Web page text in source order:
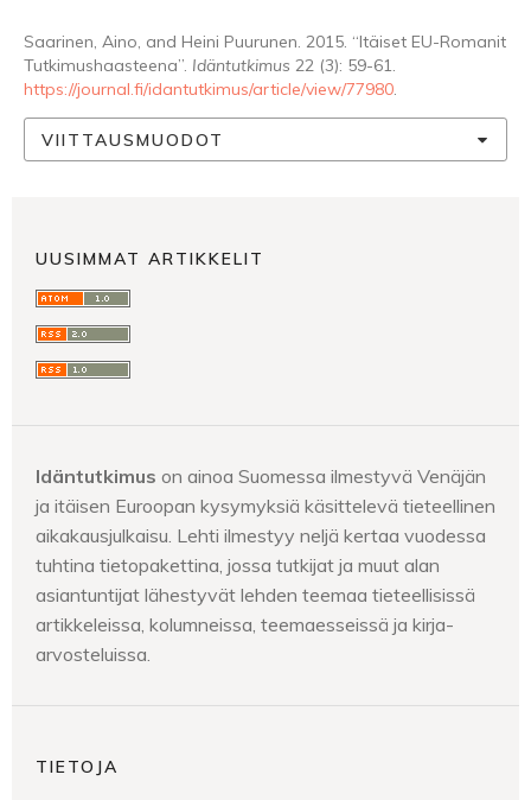
Saarinen, Aino, and Heini Puurunen. 2015. “Itäiset EU-Romanit
Tutkimushaasteena”. Idäntutkimus 22 (3): 59-61.
https://journal.fi/idantutkimus/article/view/77980.
VIITTAUSMUODOT
UUSIMMAT ARTIKKELIT
Idäntutkimus on ainoa Suomessa ilmestyvä Venäjän
ja itäisen Euroopan kysymyksiä käsittelevä tieteellinen
aikakausjulkaisu. Lehti ilmestyy neljä kertaa vuodessa
tuhtina tietopakettina, jossa tutkijat ja muut alan
asiantuntijat lähestyvät lehden teemaa tieteellisissä
artikkeleissa, kolumneissa, teemaesseissä ja kirja-
arvosteluissa.
TIETOJA